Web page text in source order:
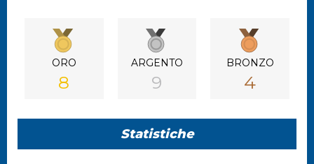
ORO
8
ARGENTO
9
BRONZO
4
Statistiche